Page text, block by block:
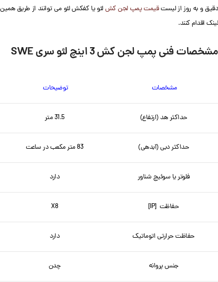
دقیق و به روز از لیستقیمت پمپ لجن کشلئو یا کفکش لئو می توانند از طریق همین
لینک اقدام کنند.
مشخصات فنی پمپ لجن کش 3 اینچ لئو سری SWE
مشخصات توضیحات
حداکثر هد (ارتفاع) 31.5 متر
حداکثر دبی (آبدهی) 83 متر مکعب در ساعت
فلوتر یا سوئیچ شناور دارد
حفاظت [IP] X8
حفاظت حرارتی اتوماتیک دارد
جنس پروانه چدن